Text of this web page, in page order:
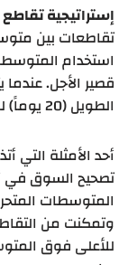
إستراتيجية
تقاطعات بين
الطويل (20 يوماً) للأعلى، فهذه إشارة شراء، والعكس صحيح.
أحد الأمثلة التي